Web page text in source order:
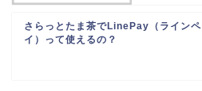
さらっとたま茶でLinePay（ラインペ
イ）って使えるの？